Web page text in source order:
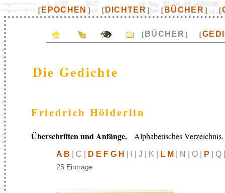
[ EPOCHEN ] [ DICHTER] [ BÜCHER] [
[ BÜCHER] [
Die Gedichte
Friedrich Hölderlin
Überschriften und Anfänge. Alphabetisches Verzeichnis.
A B | C | D E F G H | I | J | K | L M | N | O | P | Q
25 Einträge